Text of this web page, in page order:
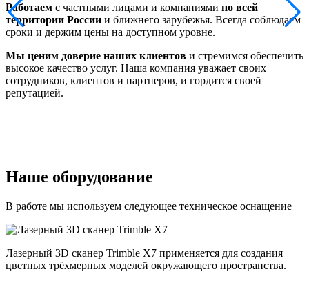
Работаем с частными лицами и компаниями по всей
территории России и ближнего зарубежья. Всегда соблюдаем
сроки и держим цены на доступном уровне.
Мы ценим доверие наших клиентов и стремимся обеспечить
высокое качество услуг. Наша компания уважает своих
сотрудников, клиентов и партнеров, и гордится своей
репутацией.
Наше оборудование
В работе мы используем следующее техническое оснащение
Лазерный 3D сканер Trimble X7 применяется для создания
цветных трёхмерных моделей окружающего пространства.